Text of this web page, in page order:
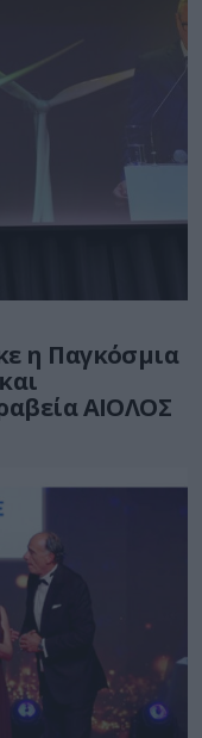
η Παγκόσμια
ΑΙΟΛΟΣ